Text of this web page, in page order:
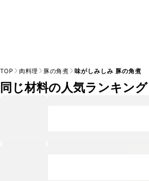
TOP 肉料理 豚の角煮 味がしみしみ 豚の角煮
同じ材料の人気ランキング